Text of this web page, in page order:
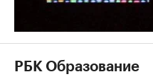
РБК Образование